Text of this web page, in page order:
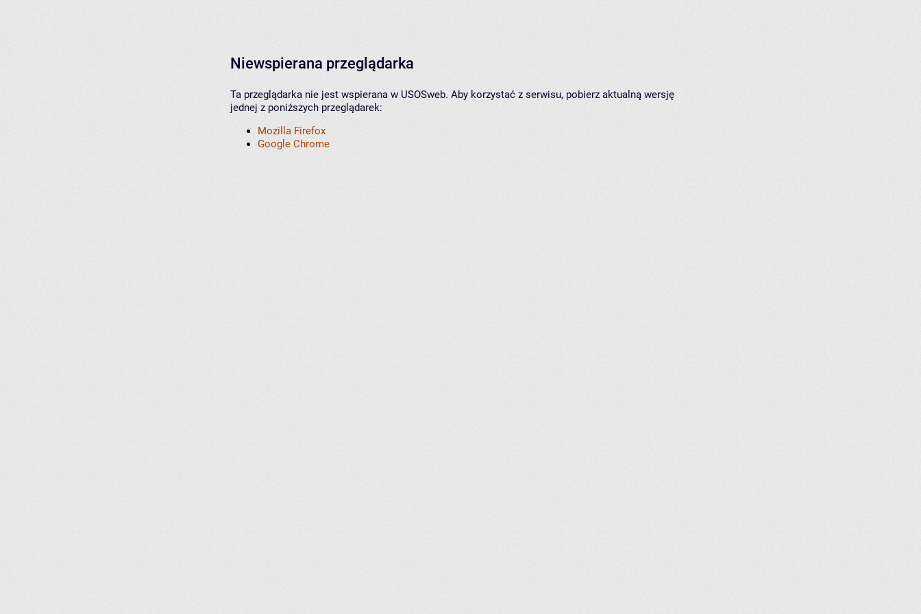
Niewspierana przeglądarka
Ta przeglądarka nie jest wspierana w USOSweb. Aby korzystać z serwisu, pobierz aktualną wersję
jednej z poniższych przeglądarek:
Mozilla Firefox
Google Chrome